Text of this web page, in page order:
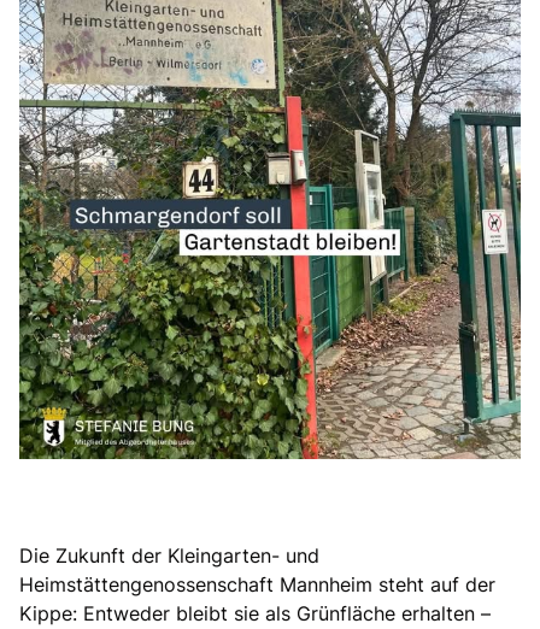
MELDUNGEN
SOZIALE MEDIEN
KLARTEXT
Die Zukunft der Kleingarten- und
Heimstättengenossenschaft Mannheim steht auf der
Kippe: Entweder bleibt sie als Grünfläche erhalten –